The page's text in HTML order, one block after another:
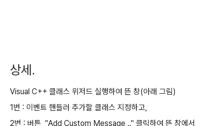
상세.
Visual C++ 클래스 위저드 실행하여 뜬 창(아래 그림)
1번 : 이벤트 핸들러 추가할 클래스 지정하고,
2번 : 버튼 "Add Custom Message .." 클릭하여 뜬 창에서